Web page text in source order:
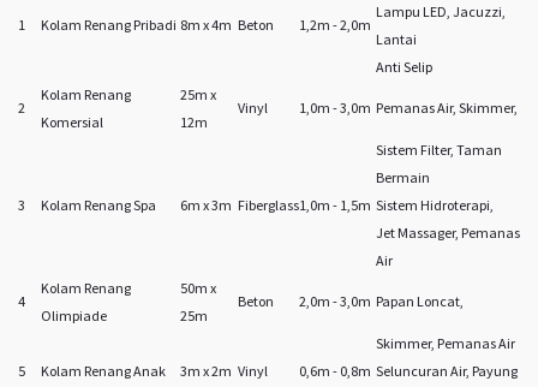
1 Kolam Renang Pribadi 8m x 4m Beton 1,2m - 2,0m
Lampu LED, Jacuzzi,
Lantai
Anti Selip
2
Kolam Renang
Komersial
25m x
12m
Vinyl 1,0m - 3,0m Pemanas Air, Skimmer,
Sistem Filter, Taman
Bermain
3
Kolam Renang Spa 6m x 3m Fiberglass1,0m - 1,5m Sistem Hidroterapi,
Jet Massager, Pemanas
Air
4
Kolam Renang
Olimpiade
50m x
25m
Beton 2,0m - 3,0m Papan Loncat,
Skimmer, Pemanas Air
5
Kolam Renang Anak 3m x 2m Vinyl 0,6m - 0,8m Seluncuran Air, Payung